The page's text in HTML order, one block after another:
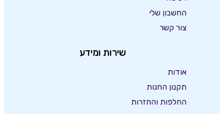
החשבון שלי
צור קשר
שירות ומידע
אודות
תקנון החנות
החלפות והחזרות